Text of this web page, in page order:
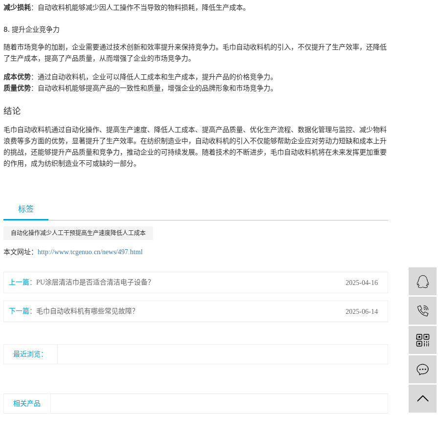
减少损耗：自动收料机能够减少因人工操作不当导致的物料损耗，降低生产成本。
8. 提升企业竞争力
随着市场竞争的加剧，企业需要通过技术创新和效率提升来保持竞争力。毛巾自动收料机的引入，不仅提升了生产效率，还降低
了生产成本，提高了产品质量，从而增强了企业的市场竞争力。
成本优势：通过自动收料机，企业可以降低人工成本和生产成本，提升产品的价格竞争力。
质量优势：自动收料机能够提高产品的一致性和质量，增强企业的品牌形象和市场竞争力。
结论
毛巾自动收料机通过自动化操作、提高生产速度、降低人工成本、提高产品质量、优化生产流程、数据化管理与监控、减少物料
浪费等多方面的优势，显著提升了生产效率。在纺织制造业中，自动收料机的引入不仅能够帮助企业应对劳动力短缺和成本上升
的挑战，还能够提升产品质量和竞争力，推动企业的可持续发展。随着技术的不断进步，毛巾自动收料机将在未来发挥更加重要
的作用，成为纺织制造业不可或缺的一部分。
标签
自动化操作减少人工干预提高生产速度降低人工成本
本文网址： http://www.tcgenuo.cn/news/497.html
上一篇： PU涂层清洁巾是否适合清洁电子设备？ 2025-04-16
下一篇： 毛巾自动收料机有哪些常见故障？ 2025-06-14
最近浏览：
相关产品